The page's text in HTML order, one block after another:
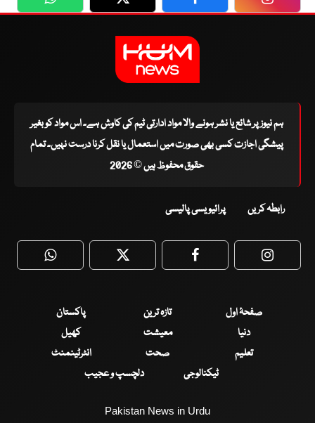
WhatsApp Twitter Facebook
ہم نیوز پر شائع یا نشر ہونے والا مواد ادارتی ٹیم کی کاوش ہے۔ اس مواد کو بغیر
پیشگی اجازت کسی بھی صورت میں استعمال یا نقل کرنا درست نہیں۔ تمام
حقوق محفوظ ہیں © 2026
رابطہ کریں پرائیویسی پالیسی
WhatsApp Twitter Facebook
صفحۂ اول تازہ ترین
پاکستان
دنیا
معیشت
کھیل
تعلیم
صحت
انٹرٹینمنٹ
ٹیکنالوجی
دلچسپ و عجیب
Pakistan News in Urdu